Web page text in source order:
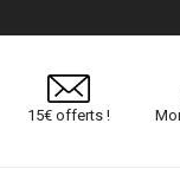
15€ offerts !